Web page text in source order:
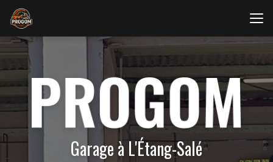
au
contenu
principal
Garage à L'Étang-Salé